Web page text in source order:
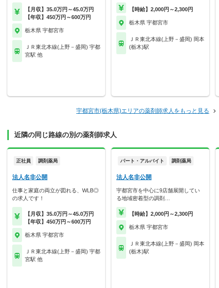
【月収】35.0万円～45.0万円
【年収】450万円～600万円
栃木県 宇都宮市
ＪＲ東北本線(上野－盛岡) 宇都
宮駅 他
【時給】2,000円～2,300円
栃木県 宇都宮市
ＪＲ東北本線(上野－盛岡) 岡本
(栃木)駅
宇都宮市(栃木県)エリアの薬剤師求人をもっと見る
近隣の同じ路線の別の薬剤師求人
正社員 調剤薬局
法人名非公開
仕事と家庭の両立が図れる、WLB◎
の求人です！
【月収】35.0万円～45.0万円
【年収】450万円～600万円
栃木県 宇都宮市
ＪＲ東北本線(上野－盛岡) 宇都
宮駅 他
パート・アルバイト 調剤薬局
法人名非公開
宇都宮市を中心に9店舗展開してい
る地域密着型の調剤…
【時給】2,000円～2,300円
栃木県 宇都宮市
ＪＲ東北本線(上野－盛岡) 岡本
(栃木)駅